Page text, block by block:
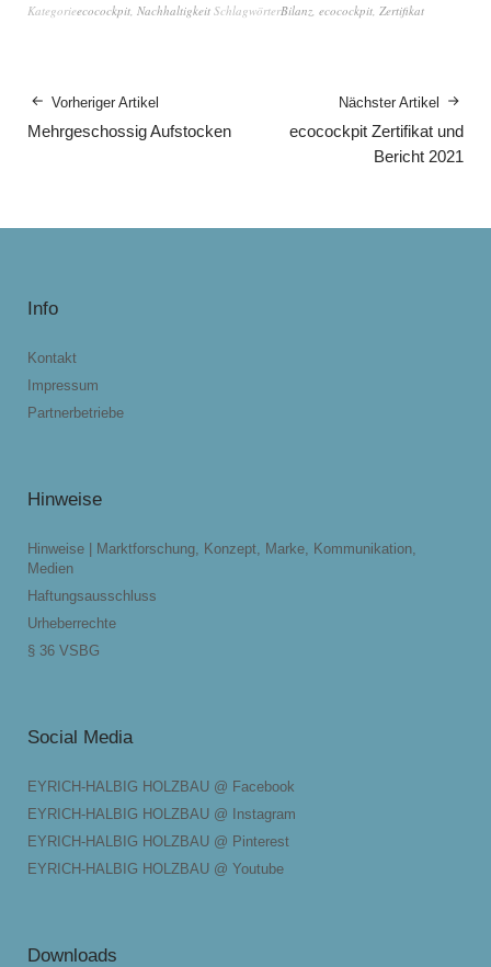
Kategorieecocockpit Nachhaltigkeit SchlagwörterBilanz ecocockpit Zertifikat
Vorheriger Artikel
Mehrgeschossig Aufstocken
Nächster Artikel
ecocockpit Zertifikat und
Bericht 2021
Info
Kontakt
Impressum
Partnerbetriebe
Hinweise
Hinweise | Marktforschung, Konzept, Marke, Kommunikation,
Medien
Haftungsausschluss
Urheberrechte
§ 36 VSBG
Social Media
EYRICH-HALBIG HOLZBAU @ Facebook
EYRICH-HALBIG HOLZBAU @ Instagram
EYRICH-HALBIG HOLZBAU @ Pinterest
EYRICH-HALBIG HOLZBAU @ Youtube
Downloads